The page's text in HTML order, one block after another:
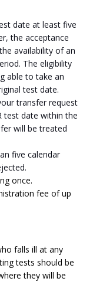
date at least five
the acceptance
availability of an
The eligibility
able to take an
test date.
transfer request
test date within the
will be treated
five calendar
once.
fee of up
falls ill at any
tests should be
they will be